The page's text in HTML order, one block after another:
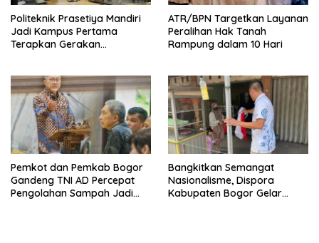
Politeknik Prasetiya Mandiri
Jadi Kampus Pertama
Terapkan Gerakan
ATR/BPN Targetkan Layanan
Peralihan Hak Tanah
Rampung dalam 10 Hari
Pemkot dan Pemkab Bogor
Gandeng TNI AD Percepat
Pengolahan Sampah Jadi
Bangkitkan Semangat
Nasionalisme, Dispora
Kabupaten Bogor Gelar